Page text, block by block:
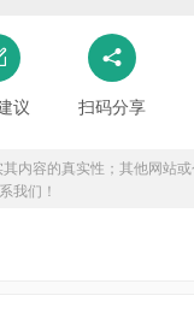
议 扫码分享
内容的真实性；其他网站
我们！